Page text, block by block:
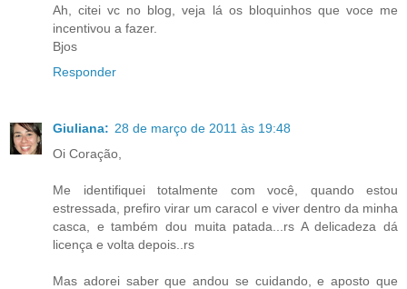
Ah, citei vc no blog, veja lá os bloquinhos que voce me
incentivou a fazer.
Bjos
Responder
Giuliana: 28 de março de 2011 às 19:48
Oi Coração,
Me identifiquei totalmente com você, quando estou
estressada, prefiro virar um caracol e viver dentro da minha
casca, e também dou muita patada...rs A delicadeza dá
licença e volta depois..rs
Mas adorei saber que andou se cuidando, e aposto que